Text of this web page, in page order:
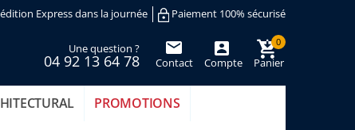
Express dans la journée Paiement 100% sécurisé
Panier
0
Compte
Contact
Une question ?
04 92 13 64 78
PROMOTIONS